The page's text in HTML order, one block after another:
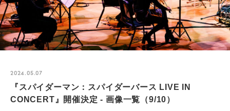
2024.05.07
『スパイダーマン：スパイダーバース LIVE IN
CONCERT』開催決定 - 画像一覧（9/10）